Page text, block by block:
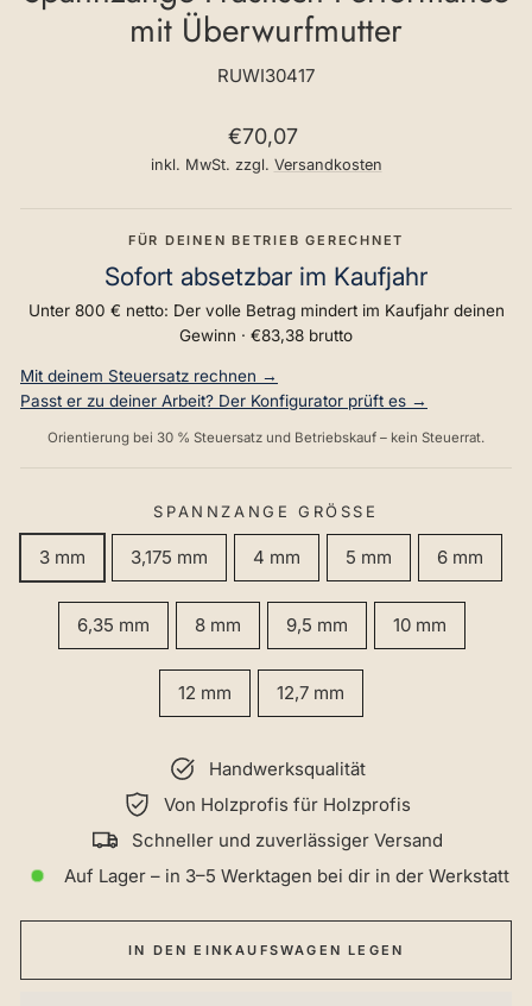
mit Überwurfmutter
RUWI30417
Normaler
Preis
€70,07
inkl. MwSt. zzgl. Versandkosten
FÜR DEINEN BETRIEB GERECHNET
Sofort absetzbar im Kaufjahr
Unter 800 € netto: Der volle Betrag mindert im Kaufjahr deinen
Gewinn · €83,38 brutto
Mit deinem Steuersatz rechnen →
Passt er zu deiner Arbeit? Der Konfigurator prüft es →
Orientierung bei 30 % Steuersatz und Betriebskauf – kein Steuerrat.
SPANNZANGE GRÖSSE
3 mm 3,175 mm 4 mm 5 mm 6 mm
6,35 mm 8 mm 9,5 mm 10 mm
12 mm 12,7 mm
Handwerksqualität
Von Holzprofis für Holzprofis
Schneller und zuverlässiger Versand
Auf Lager – in 3–5 Werktagen bei dir in der Werkstatt
IN DEN EINKAUFSWAGEN LEGEN